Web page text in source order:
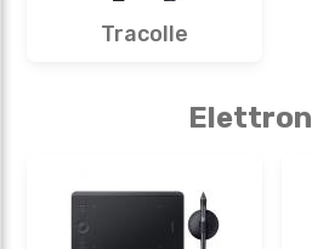
Tracolle